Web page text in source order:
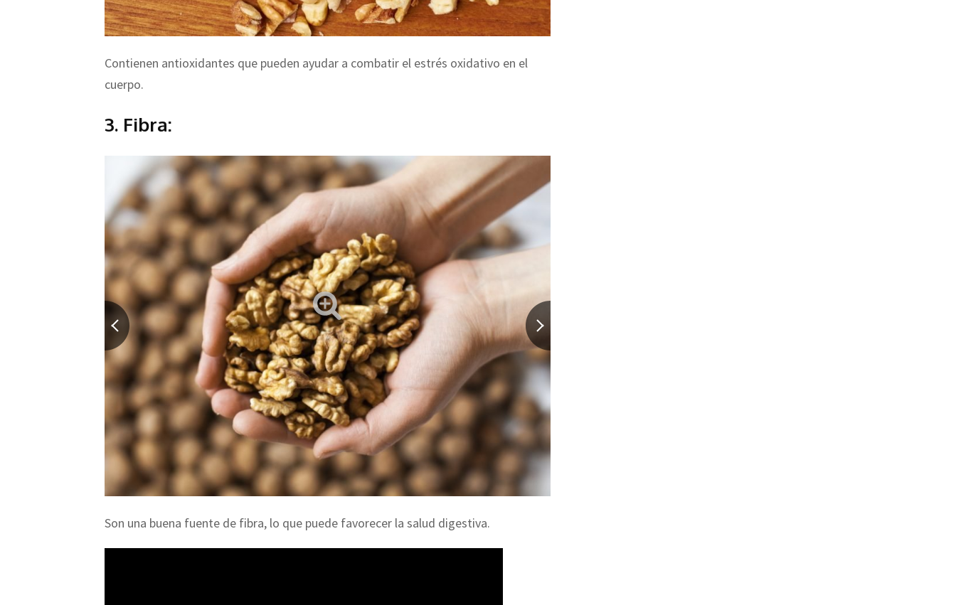
Contienen antioxidantes que pueden ayudar a combatir el estrés oxidativo en el
cuerpo.
3. Fibra:
Son una buena fuente de fibra, lo que puede favorecer la salud digestiva.